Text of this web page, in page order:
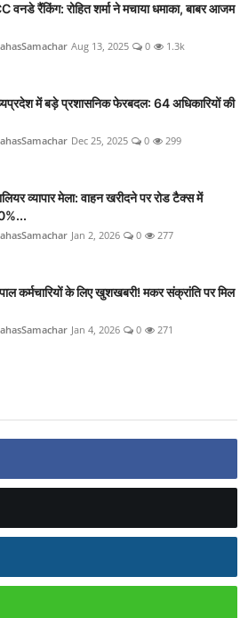
वनडे रैंकिंग: रोहित शर्मा ने मचाया धमाका, बाबर आजम
Aug 13, 2025 0 1.3k
में बड़े प्रशासनिक फेरबदल: 64 अधिकारियों की
Dec 25, 2025 0 299
व्यापार मेला: वाहन खरीदने पर रोड टैक्स में
Jan 2, 2026 0 277
कर्मचारियों के लिए खुशखबरी! मकर संक्रांति पर मिल
Jan 4, 2026 0 271